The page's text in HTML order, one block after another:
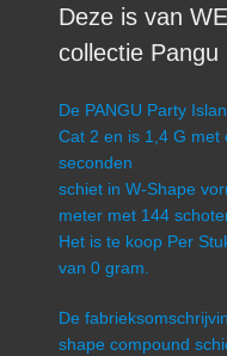
Deze is van
collectie Pangu
De PANGU Party
Cat 2 en is 1,4 G met
seconden
schiet in W-Shape
meter met 144
Het is te koop Per
van 0 gram.
De
shape compound